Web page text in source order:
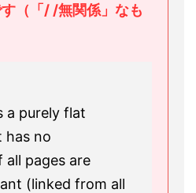
（「/ /無関係」なも
a purely flat
has no
all pages are
(linked from all